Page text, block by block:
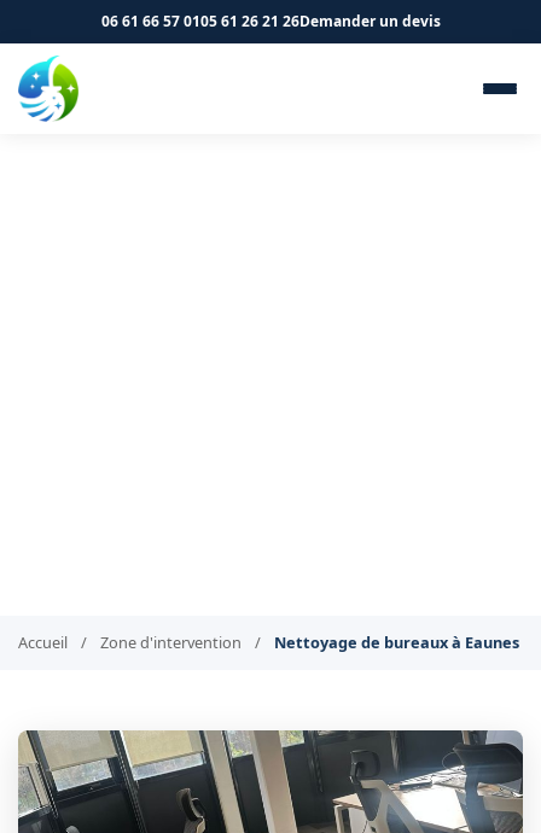
06 61 66 57 0105 61 26 21 26Demander un devis
Accueil / Zone d'intervention / Nettoyage de bureaux à Eaunes